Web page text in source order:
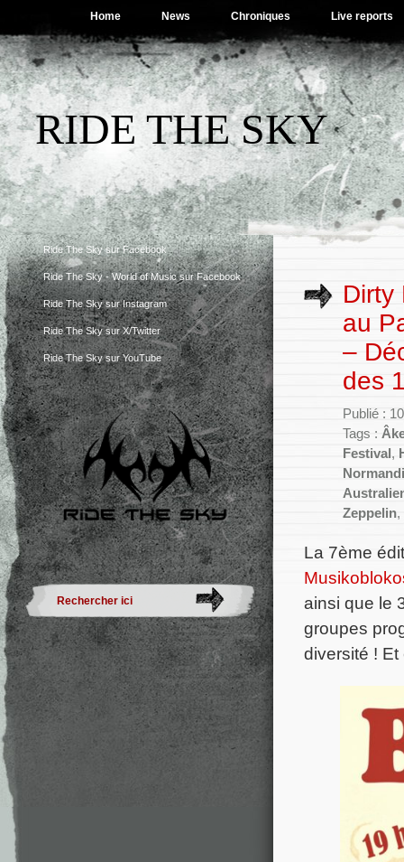
Home News Chroniques Live reports
RIDE THE SKY
Ride The Sky sur Facebook
Ride The Sky - World of Music sur Facebook
Ride The Sky sur Instagram
Ride The Sky sur X/Twitter
Ride The Sky sur YouTube
Dirty
au
–
des
Publié :
Tags :
Festival ,
Zeppelin,
La 7ème
ainsi que le
groupes
diversité ! Et